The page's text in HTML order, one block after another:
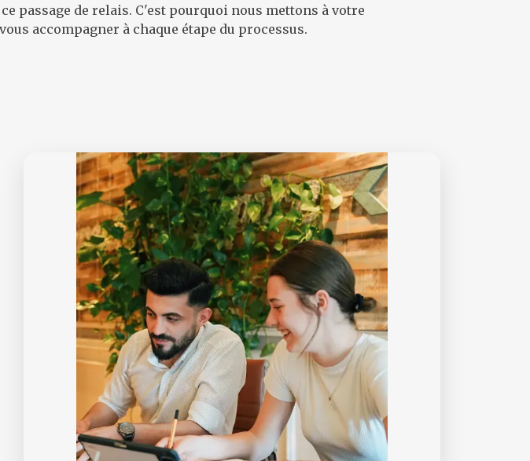
passage de relais. C'est pourquoi nous mettons à votre
accompagner à chaque étape du processus.